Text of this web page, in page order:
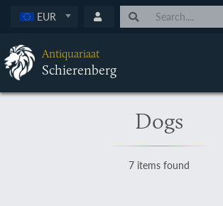
EUR
Antiquariaat
Schierenberg
Dogs
7 items found